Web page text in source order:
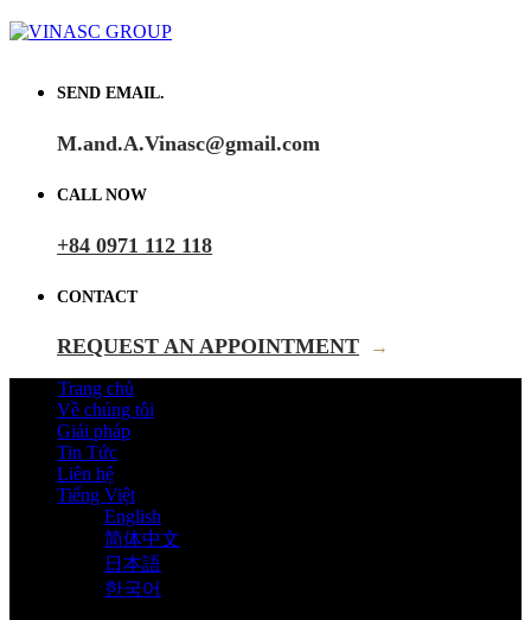
SEND EMAIL.
M.and.A.Vinasc@gmail.com
CALL NOW
+84 0971 112 118
CONTACT
REQUEST AN APPOINTMENT →
Trang chủ
Về chúng tôi
Giải pháp
Tin Tức
Liên hệ
Tiếng Việt
English
简体中文
日本語
한국어